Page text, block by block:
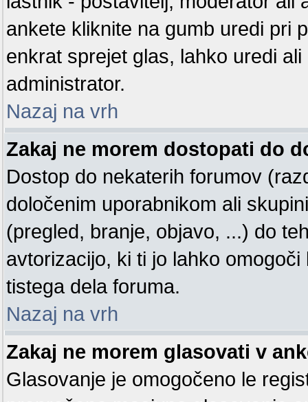
ankete kliknite na gumb uredi pri
enkrat sprejet glas, lahko uredi
administrator.
Nazaj na vrh
Zakaj ne morem dostopati do
Dostop do nekaterih forumov
določenim uporabnikom ali
(pregled, branje, objavo, ...) do
avtorizacijo, ki ti jo lahko
tistega dela foruma.
Nazaj na vrh
Zakaj ne morem glasovati v
Glasovanje je omogočeno le